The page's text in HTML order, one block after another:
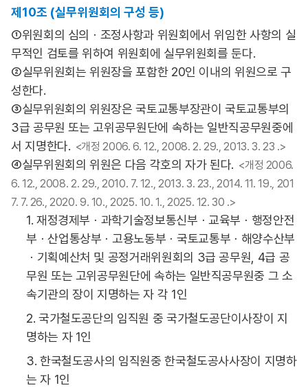
제10조 (실무위원회의 구성 등)
①위원회의 심의ㆍ조정사항과 위원회에서 위임한 사항의 실
무적인 검토를 위하여 위원회에 실무위원회를 둔다.
②실무위원회는 위원장을 포함한 20인 이내의 위원으로 구
성한다.
③실무위원회의 위원장은 국토교통부장관이 국토교통부의
3급 공무원 또는 고위공무원단에 속하는 일반직공무원중에
서 지명한다. <개정 2006. 6. 12., 2008. 2. 29., 2013. 3. 23 .>
④실무위원회의 위원은 다음 각호의 자가 된다. <개정 2006.
6. 12., 2008. 2. 29., 2010. 7. 12., 2013. 3. 23., 2014. 11. 19., 201
7. 7. 26., 2020. 9. 10., 2025. 10. 1., 2025. 12. 30 .>
1. 재정경제부ㆍ과학기술정보통신부ㆍ교육부ㆍ행정안전
부ㆍ산업통상부ㆍ고용노동부ㆍ국토교통부ㆍ해양수산부
ㆍ기획예산처 및 공정거래위원회의 3급 공무원, 4급 공
무원 또는 고위공무원단에 속하는 일반직공무원중 그 소
속기관의 장이 지명하는 자 각 1인
2. 국가철도공단의 임직원 중 국가철도공단이사장이 지
명하는 자 1인
3. 한국철도공사의 임직원중 한국철도공사사장이 지명하
는 자 1인